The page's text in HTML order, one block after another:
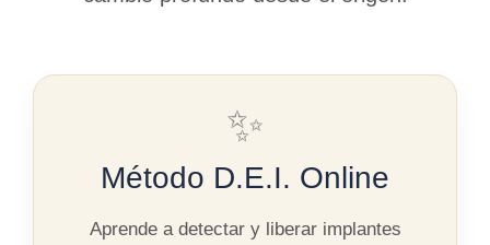
✨
Método D.E.I. Online
Aprende a detectar y liberar implantes